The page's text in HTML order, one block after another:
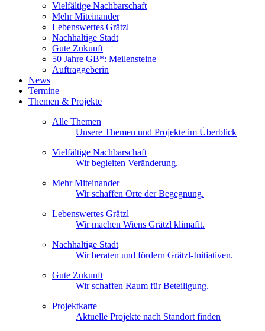
Vielfältige Nachbarschaft
Mehr Miteinander
Lebenswertes Grätzl
Nachhaltige Stadt
Gute Zukunft
50 Jahre GB*: Meilensteine
Auftraggeberin
News
Termine
Themen & Projekte
Alle Themen
Unsere Themen und Projekte im Überblick
Vielfältige Nachbarschaft
Wir begleiten Veränderung.
Mehr Miteinander
Wir schaffen Orte der Begegnung.
Lebenswertes Grätzl
Wir machen Wiens Grätzl klimafit.
Nachhaltige Stadt
Wir beraten und fördern Grätzl-Initiativen.
Gute Zukunft
Wir schaffen Raum für Beteiligung.
Projektkarte
Aktuelle Projekte nach Standort finden